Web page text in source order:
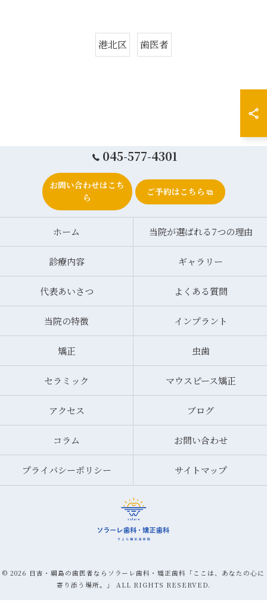
港北区 歯医者
045-577-4301
お問い合わせはこち
ら
ご予約はこちら
ホーム 当院が選ばれる7つの理由
診療内容 ギャラリー
代表あいさつ よくある質問
当院の特徴 インプラント
矯正 虫歯
セラミック マウスピース矯正
アクセス ブログ
コラム お問い合わせ
プライバシーポリシー サイトマップ
© 2026 日吉・綱島の歯医者ならソラーレ歯科・矯正歯科「ここは、あなたの心に
寄り添う場所。」 ALL RIGHTS RESERVED.